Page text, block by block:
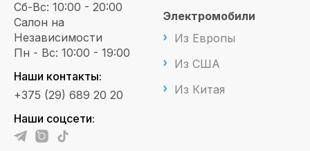
Сб-Вс: 10:00 - 20:00
Салон на
Независимости
Пн - Вс: 10:00 - 19:00
Наши контакты:
+375 (29) 689 20 20
Наши соцсети:
Электромобили
Из Европы
Из США
Из Китая